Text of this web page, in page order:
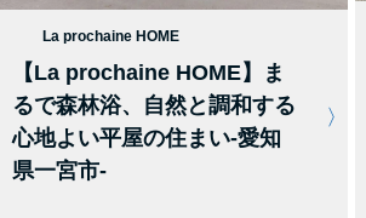
La prochaine HOME
【La prochaine HOME】ま
るで森林浴、自然と調和する
心地よい平屋の住まい-愛知
県一宮市-